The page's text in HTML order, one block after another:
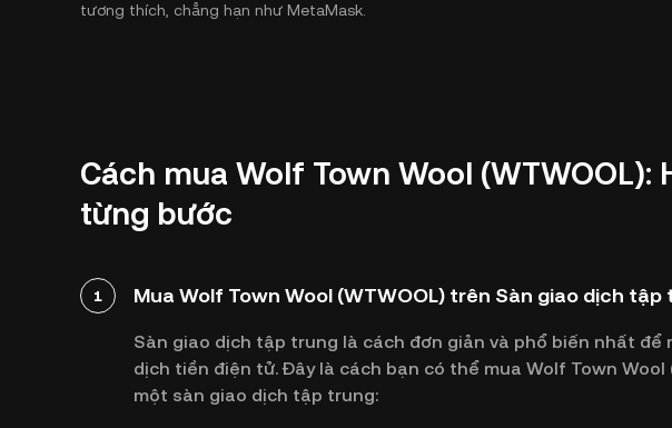
tương thích, chẳng hạn như MetaMask.
Cách mua Wolf Town Wool (WTWOOL):
từng bước
1 Mua Wolf Town Wool (WTWOOL) trên Sàn giao dịch tập
Sàn giao dịch tập trung là cách đơn giản và phổ biến nhất để
dịch tiền điện tử. Đây là cách bạn có thể mua Wolf Town Wool
một sàn giao dịch tập trung: